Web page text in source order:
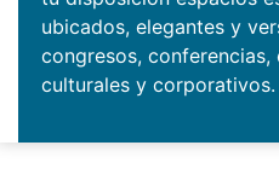
ubicados, elegantes y
congresos,
culturales y corporativos.